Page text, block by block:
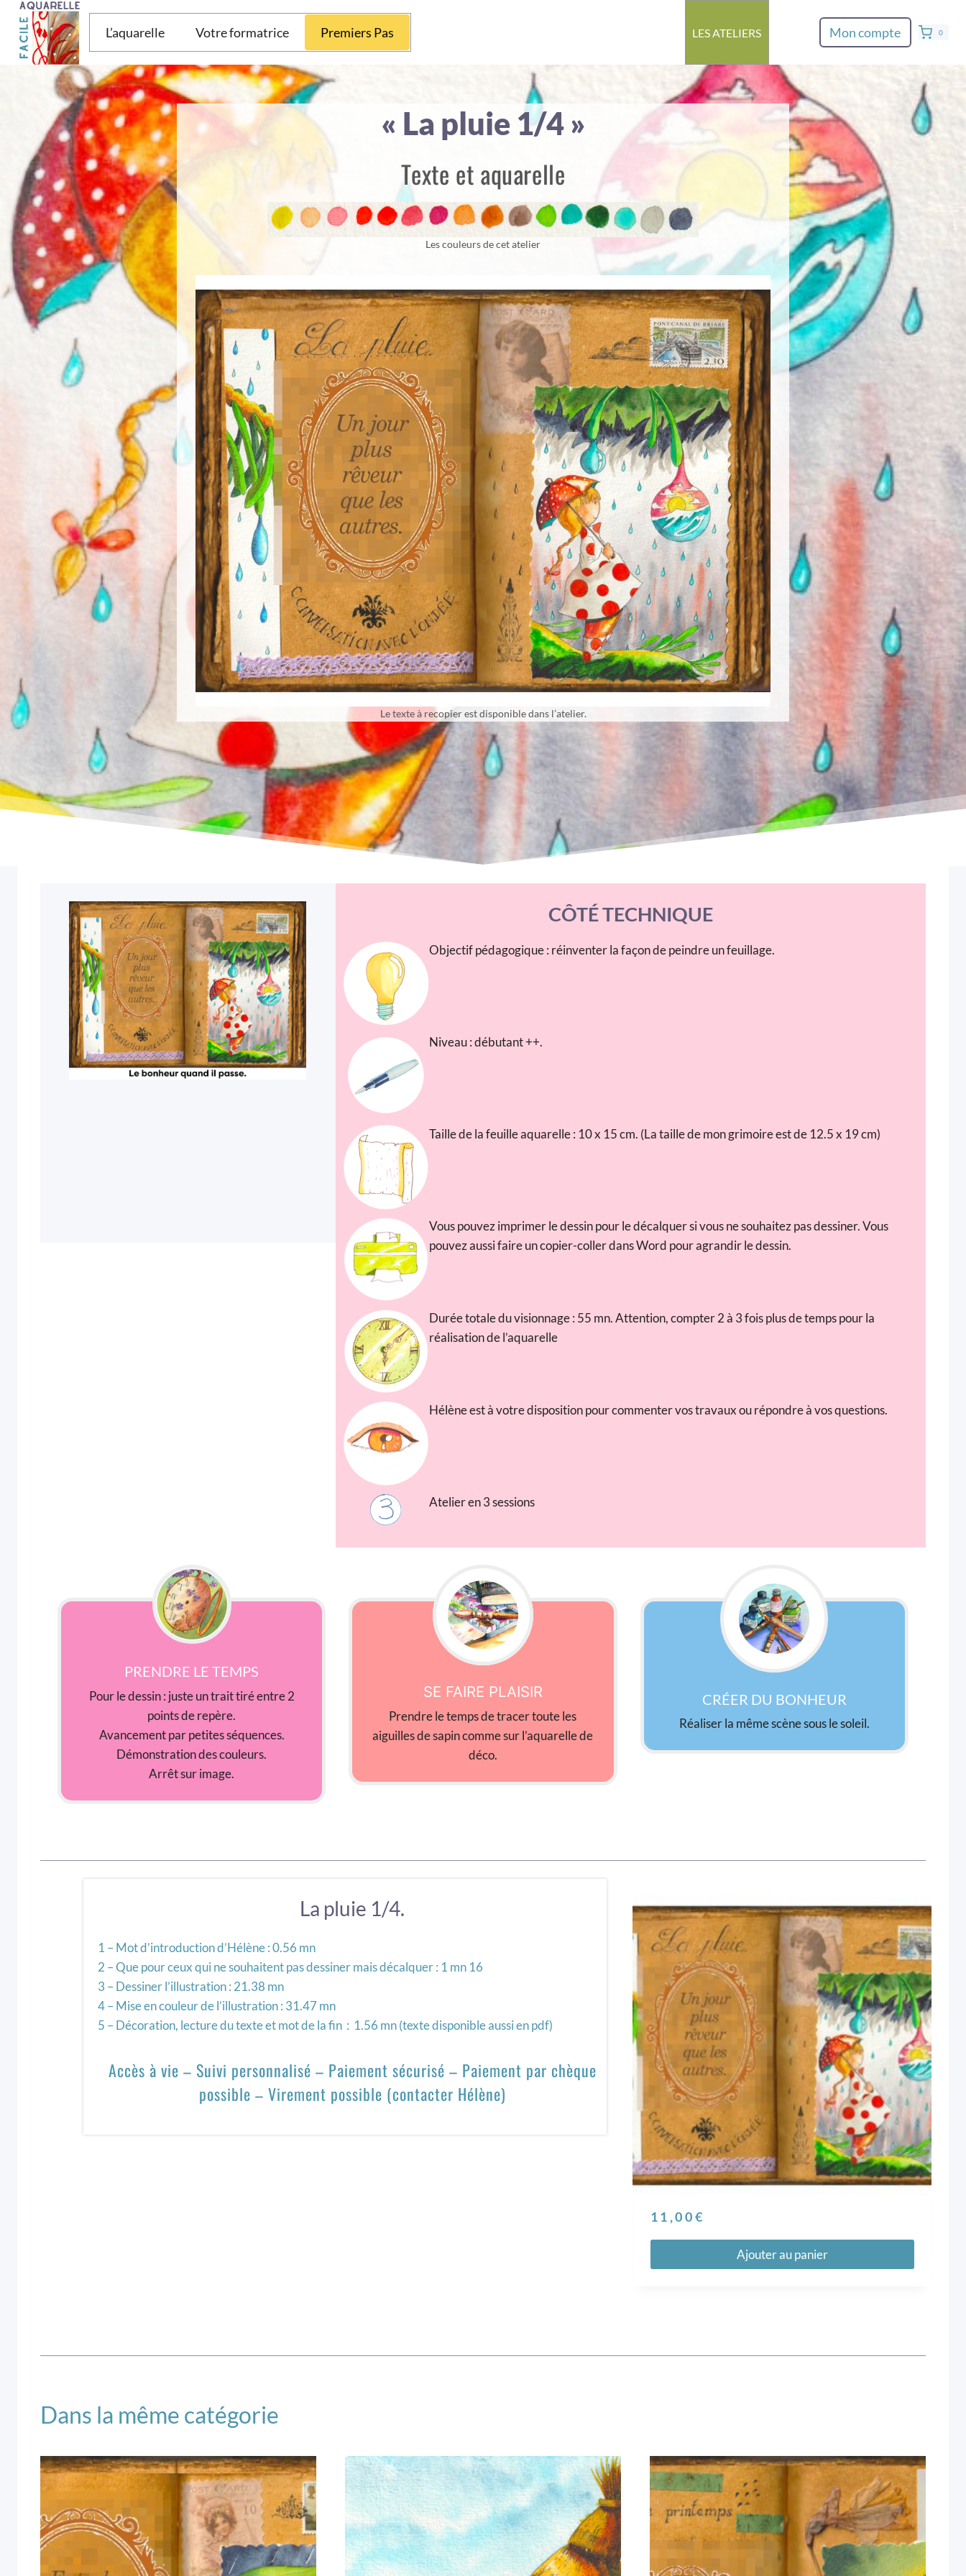
Aller
contenu
L’aquarelle Votre formatrice Premiers Pas LES ATELIERS Mon compte 0
« La pluie 1/4 »
Texte et aquarelle
Les couleurs de cet atelier
Le texte à recopier est disponible dans l’atelier.
CÔTÉ TECHNIQUE
Objectif pédagogique : réinventer la façon de peindre un feuillage.
Niveau : débutant ++.
Taille de la feuille aquarelle : 10 x 15 cm. (La taille de mon grimoire est de 12.5 x 19 cm)
Vous pouvez imprimer le dessin pour le décalquer si vous ne souhaitez pas dessiner. Vous
pouvez aussi faire un copier-coller dans Word pour agrandir le dessin.
Durée totale du visionnage : 55 mn. Attention, compter 2 à 3 fois plus de temps pour la
réalisation de l’aquarelle
Hélène est à votre disposition pour commenter vos travaux ou répondre à vos questions.
Atelier en 3 sessions
PRENDRE LE TEMPS
Pour le dessin : juste un trait tiré entre 2
points de repère.
Avancement par petites séquences.
Démonstration des couleurs.
Arrêt sur image.
SE FAIRE PLAISIR
Prendre le temps de tracer toute les
aiguilles de sapin comme sur l’aquarelle de
déco.
CRÉER DU BONHEUR
Réaliser la même scène sous le soleil.
La pluie 1/4.
1 – Mot d’introduction d’Hélène : 0.56 mn
2 – Que pour ceux qui ne souhaitent pas dessiner mais décalquer : 1 mn 16
3 – Dessiner l’illustration : 21.38 mn
4 – Mise en couleur de l’illustration : 31.47 mn
5 – Décoration, lecture du texte et mot de la fin : 1.56 mn (texte disponible aussi en pdf)
Accès à vie – Suivi personnalisé – Paiement sécurisé – Paiement par chèque
possible – Virement possible (contacter Hélène)
11,00€
Ajouter au panier
Dans la même catégorie